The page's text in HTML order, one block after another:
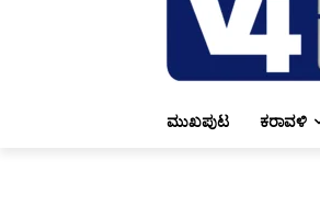
ಮುಖಪುಟ ಕರಾವಳಿ